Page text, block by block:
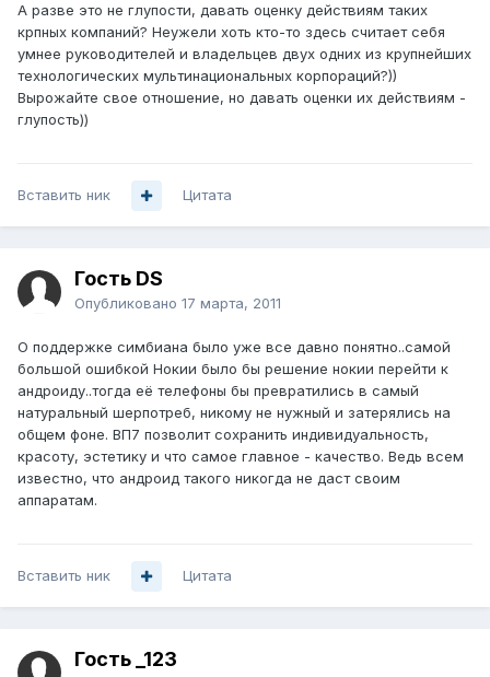
А разве это не глупости, давать оценку действиям таких
крпных компаний? Неужели хоть кто-то здесь считает себя
умнее руководителей и владельцев двух одних из крупнейших
технологических мультинациональных корпораций?))
Вырожайте свое отношение, но давать оценки их действиям -
глупость))
Вставить ник Цитата
Гость DS
Опубликовано 17 марта, 2011
О поддержке симбиана было уже все давно понятно..самой
большой ошибкой Нокии было бы решение нокии перейти к
андроиду..тогда её телефоны бы превратились в самый
натуральный шерпотреб, никому не нужный и затерялись на
общем фоне. ВП7 позволит сохранить индивидуальность,
красоту, эстетику и что самое главное - качество. Ведь всем
известно, что андроид такого никогда не даст своим
аппаратам.
Вставить ник Цитата
Гость _123